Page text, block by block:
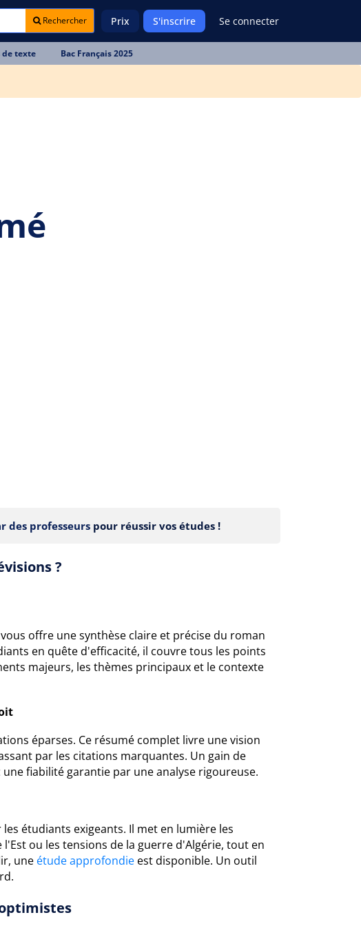
Rechercher Prix S'inscrire Se connecter
de texte Bac Français 2025
des professeurs pour réussir vos études !
?
vous offre une synthèse claire et précise du roman
en quête d'efficacité, il couvre tous les points
majeurs, les thèmes principaux et le contexte
éparses. Ce résumé complet livre une vision
par les citations marquantes. Un gain de
fiabilité garantie par une analyse rigoureuse.
étudiants exigeants. Il met en lumière les
ou les tensions de la guerre d'Algérie, tout en
une étude approfondie est disponible. Un outil